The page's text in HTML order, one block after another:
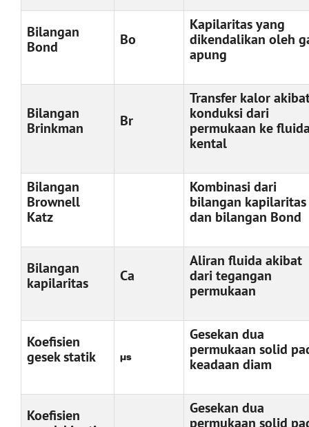
Bilangan
Bond
Bo
Kapilaritas yang
dikendalikan oleh
apung
Bilangan
Brinkman
Br
Transfer kalor
konduksi dari
permukaan ke
kental
Bilangan
Brownell
Katz
Kombinasi dari
bilangan kapilaritas
dan bilangan Bond
Bilangan
kapilaritas
Ca
Aliran fluida akibat
dari tegangan
permukaan
Koefisien
gesek statik
μs
Gesekan dua
permukaan solid
keadaan diam
Koefisien
Gesekan dua
permukaan solid